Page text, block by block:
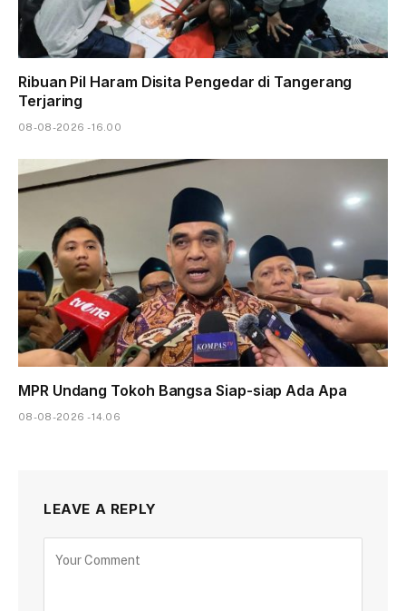
Ribuan Pil Haram Disita Pengedar di Tangerang
Terjaring
08-08-2026 - 16.00
MPR Undang Tokoh Bangsa Siap-siap Ada Apa
08-08-2026 - 14.06
LEAVE A REPLY